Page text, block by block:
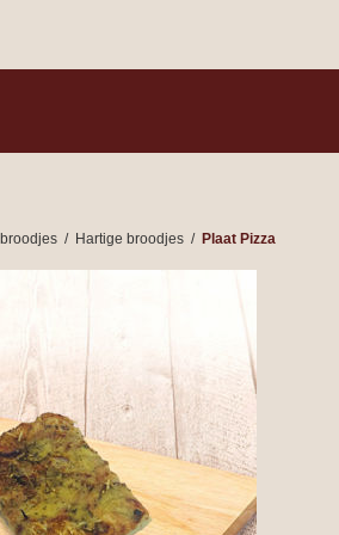
/ Hartige broodjes / Plaat Pizza